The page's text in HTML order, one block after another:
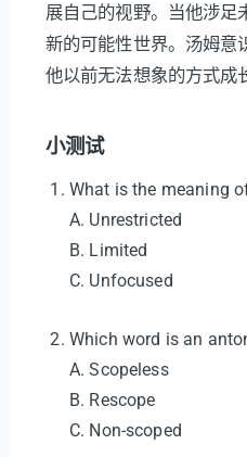
展自己的视野。当他涉足
新的可能性世界。汤姆意
他以前无法想象的方式成
小测试
What is the meaning
A. Unrestricted
B. Limited
C. Unfocused
Which word is an
A. Scopeless
B. Rescope
C. Non-scoped